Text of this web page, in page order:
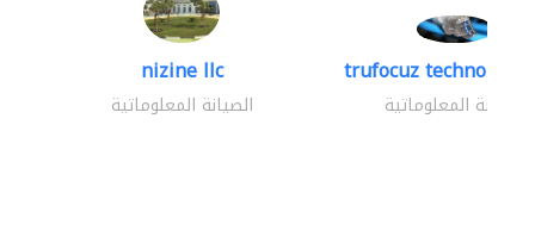
nizine llc
الصيانة المعلوماتية
trufocuz
الصيانة المعلوماتية